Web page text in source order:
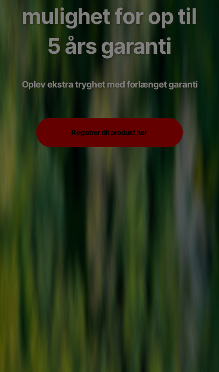
mulighet for op til
5 års garanti
Oplev ekstra tryghet med forlænget garanti
Registrer dit produkt her